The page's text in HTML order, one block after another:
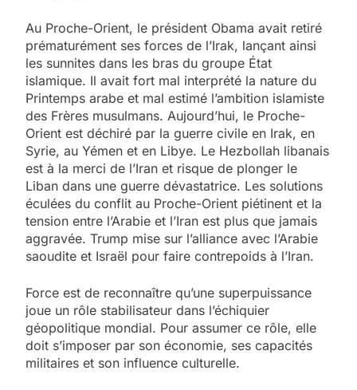
Au Proche-Orient, le président Obama avait retiré
prématurément ses forces de l’Irak, lançant ainsi
les sunnites dans les bras du groupe État
islamique. Il avait fort mal interprété la nature du
Printemps arabe et mal estimé l’ambition islamiste
des Frères musulmans. Aujourd’hui, le Proche-
Orient est déchiré par la guerre civile en Irak, en
Syrie, au Yémen et en Libye. Le Hezbollah libanais
est à la merci de l’Iran et risque de plonger le
Liban dans une guerre dévastatrice. Les solutions
éculées du conflit au Proche-Orient piétinent et la
tension entre l’Arabie et l’Iran est plus que jamais
aggravée. Trump mise sur l’alliance avec l’Arabie
saoudite et Israël pour faire contrepoids à l’Iran.
Force est de reconnaître qu’une superpuissance
joue un rôle stabilisateur dans l’échiquier
géopolitique mondial. Pour assumer ce rôle, elle
doit s’imposer par son économie, ses capacités
militaires et son influence culturelle.